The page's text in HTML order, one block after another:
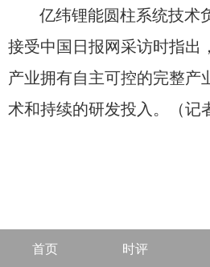
亿纬锂能圆柱系统技术
接受中国日报网采访时指出
产业拥有自主可控的完整产
术和持续的研发投入。（记
首页 时评